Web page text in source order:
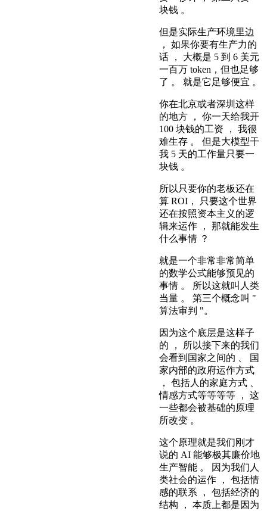
块钱 。
但是实际生产环境里边
， 如果你要有生产力的
话 ， 大概是 5 到 6 美元
一百万 token，但也足够
了 。 就是它足够便宜 。
你在北京或者深圳这样
的地方 ， 你一天给我开
100 块钱的工资 ， 我很
难生存 。 但是大模型干
我 5 天的工作量只要一
块钱 。
所以只要你的老板还在
算 ROI， 只要这个世界
还在按照资本主义的逻
辑来运作 ， 那就能发生
什么事情 ？
就是一个非常非常简单
的数学公式能够预见的
事情 。 所以这就叫人类
当量 。 第三个概念叫 "
算法审判 "。
因为这个底层是这样子
的 ， 所以接下来的我们
会看到国家之间的 、 国
家内部的政府运作方式
， 包括人的家庭方式 、
情感方式等等等等 ， 这
一些都会被基础的原理
所改变 。
这个原理就是我们刚才
说的 AI 能够极其廉价地
生产智能 。 因为我们人
类社会的运作 ， 包括情
感的联系 ， 包括经济的
结构 ， 本质上都是因为